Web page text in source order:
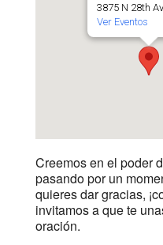
3875 N 28th
Ver Eventos
Creemos en el poder
pasando por un
quieres dar gracias,
invitamos a que te
oración.